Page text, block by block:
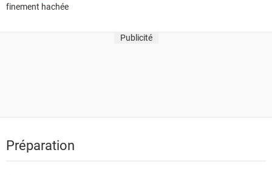
finement hachée
Publicité
Préparation